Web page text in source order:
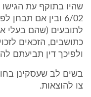
שהיו בתוקף עת
כתושבים, הזכאים
ולפיכך דין תביעתם
בשים לב שעסקינן
צו להוצאות.